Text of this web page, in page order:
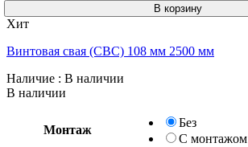
В корзину
Хит
Винтовая свая (СВС) 108 мм 2500 мм
Наличие : В наличии
В наличии
Монтаж
Без
С монтажом